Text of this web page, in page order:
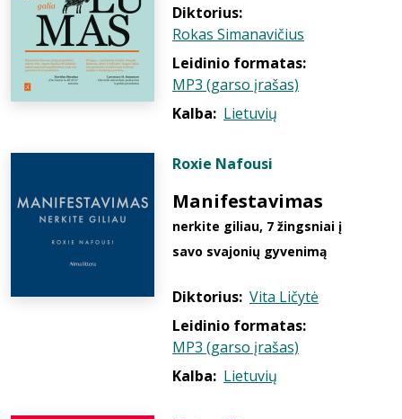
Diktorius:
Rokas Simanavičius
Leidinio formatas:
MP3 (garso įrašas)
Kalba: Lietuvių
Roxie Nafousi
Manifestavimas
nerkite giliau, 7 žingsniai į
savo svajonių gyvenimą
Diktorius: Vita Ličytė
Leidinio formatas:
MP3 (garso įrašas)
Kalba: Lietuvių